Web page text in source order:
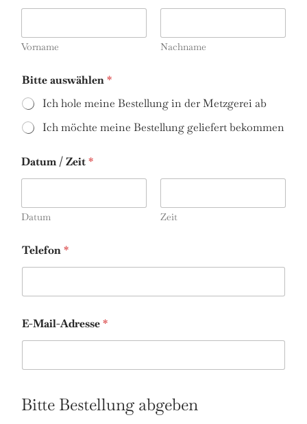
Vorname Nachname
Bitte auswählen*
Ich hole meine Bestellung in der Metzgerei ab
Ich möchte meine Bestellung geliefert bekommen
Datum / Zeit*
Datum Zeit
Telefon*
E-Mail-Adresse*
o
h
Bitte Bestellung abgeben